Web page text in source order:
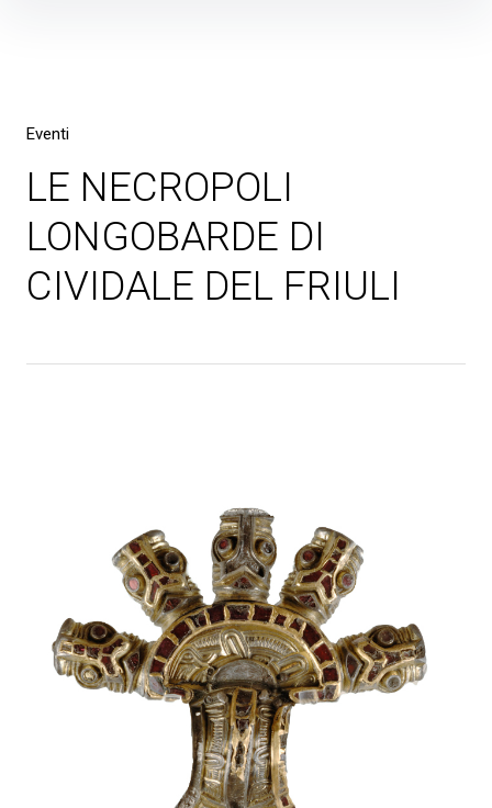
Eventi
LE NECROPOLI
LONGOBARDE DI
CIVIDALE DEL FRIULI